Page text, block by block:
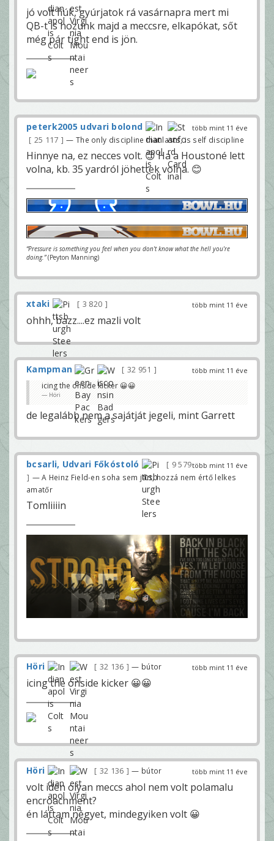
jó volt fiúk, gyúrjatok rá vasárnapra mert mi
QB-t is hozunk majd a meccsre, elkapókat, sőt
még pár tight end is jön.
több mint 11 éve
peterk2005 udvari bolond
25 117 — The only discipline that lasts, is self discipline
Hinnye na, ez necces volt. 😊 Ha a Houstoné lett
volna, kb. 35 yardról jöhettek volna. 😊
“Pressure is something you feel when you don't know what the hell you're
doing.”(Peyton Manning)
több mint 11 éve
xtaki 3 820
ohhh, bazz....ez mazli volt
több mint 11 éve
Kampman
32 951
icing the onside kicker 😀😀
Höri
de legalább nem a sajátját jegeli, mint Garrett
több mint 11 éve
bcsarli, Udvari Főkóstoló 9 579
— A Heinz Field-en soha sem járt, hozzá nem értő lelkes
amatőr
Tomliiiin
több mint 11 éve
Höri 32 136 — bútor
icing the onside kicker 😀😀
több mint 11 éve
Höri 32 136 — bútor
volt idén olyan meccs ahol nem volt polamalu
encroachment?
én láttam négyet, mindegyiken volt 😀